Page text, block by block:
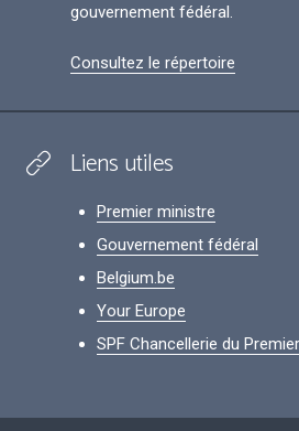
gouvernement fédéral.
Consultez le répertoire
Liens utiles
Premier ministre
Gouvernement fédéral
Belgium.be
Your Europe
SPF Chancellerie du